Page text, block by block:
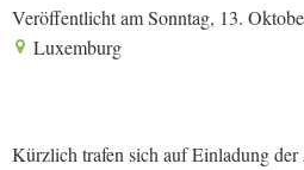
Veröffentlicht am Sonntag, 13.
Luxemburg
Kürzlich trafen sich auf Einladung